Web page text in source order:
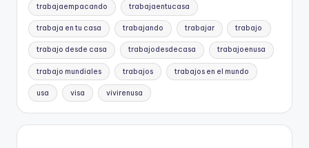
trabajaempacando trabajaentucasa
trabaja en tu casa trabajando trabajar trabajo
trabajo desde casa trabajodesdecasa trabajoenusa
trabajo mundiales trabajos trabajos en el mundo
usa visa vivirenusa